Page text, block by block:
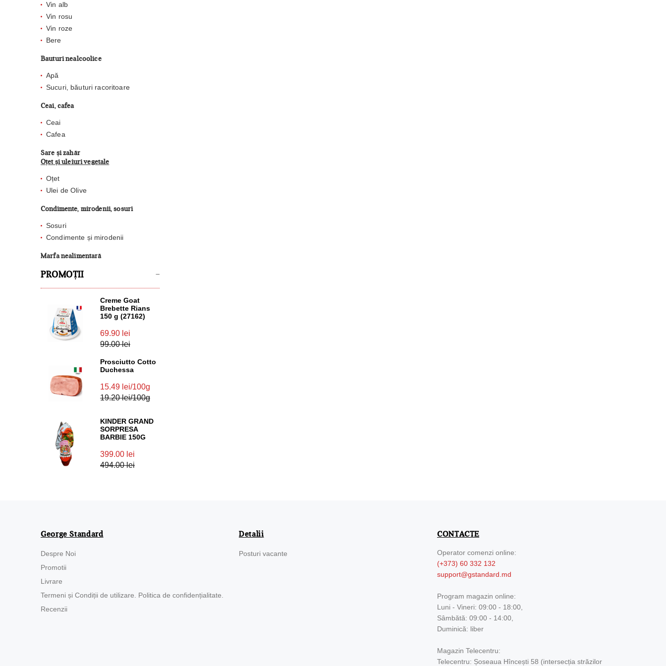
Vin alb
Vin rosu
Vin roze
Bere
Bauturi nealcoolice
Apă
Sucuri, băuturi racoritoare
Ceai, cafea
Ceai
Cafea
Sare și zahăr
Oțet și uleiuri vegetale
Oțet
Ulei de Olive
Condimente, mirodenii, sosuri
Sosuri
Condimente și mirodenii
Marfa nealimentară
PROMOȚII
Creme Goat
Brebette Rians
150 g (27162)
69.90 lei
99.00 lei
Prosciutto Cotto
Duchessa
15.49 lei/100g
19.20 lei/100g
KINDER GRAND
SORPRESA
BARBIE 150G
399.00 lei
494.00 lei
George Standard
Despre Noi
Promotii
Livrare
Termeni și Condiții de utilizare. Politica de confidențialitate.
Recenzii
Detalii
Posturi vacante
CONTACTE
Operator comenzi online:
(+373) 60 332 132
support@gstandard.md
Program magazin online:
Luni - Vineri: 09:00 - 18:00,
Sâmbătă: 09:00 - 14:00,
Duminică: liber
Magazin Telecentru:
Telecentru: Șoseaua Hîncești 58 (intersecția străzilor